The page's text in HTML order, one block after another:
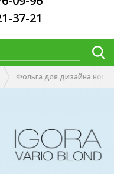
37-21
Фольга для дизайна